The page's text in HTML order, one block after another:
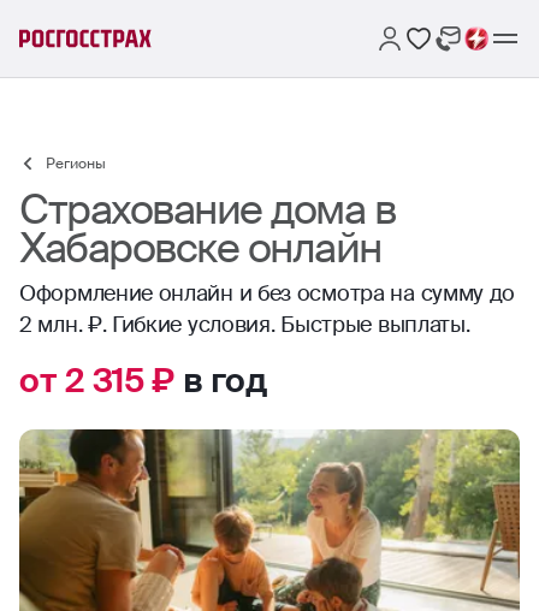
Регионы
Страхование дома в
Хабаровске онлайн
Оформление онлайн и без осмотра на сумму до
2 млн. ₽. Гибкие условия. Быстрые выплаты.
от 2 315 ₽ в год